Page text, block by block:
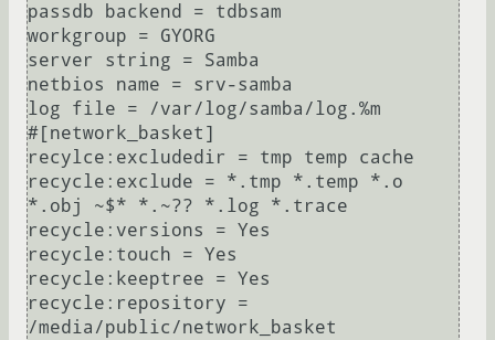
passdb backend = tdbsam
workgroup = GYORG
server string = Samba
netbios name = srv-samba
log file = /var/log/samba/log.%m
#[network_basket]
recylce:excludedir = tmp temp cache
recycle:exclude = *.tmp *.temp *.o
*.obj ~$* *.~?? *.log *.trace
recycle:versions = Yes
recycle:touch = Yes
recycle:keeptree = Yes
recycle:repository =
/media/public/network_basket